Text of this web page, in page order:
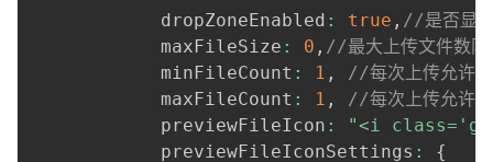
            dropZoneEnabled
: true , //是否显
            maxFileSize
: 0 , //最大上传文件数限
            minFileCount
: 1 ,
//每次上传允许的
            maxFileCount
: 1 ,
//每次上传允许的
            previewFileIcon
:
"<i
            previewFileIconSettings
:
{